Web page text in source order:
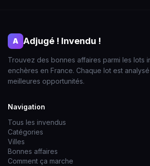
A Adjugé ! Invendu !
Trouvez des bonnes affaires parmi les lots
enchères en France. Chaque lot est
meilleures opportunités.
Navigation
Tous les invendus
Catégories
Villes
Bonnes affaires
Comment ça marche